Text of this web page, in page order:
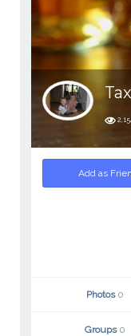
Add as
Photos 0
Groups 0